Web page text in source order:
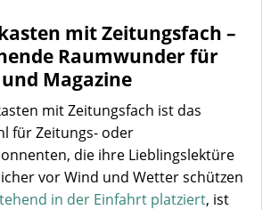
mit Zeitungsfach –
Raumwunder für
Magazine
mit Zeitungsfach ist das
für Zeitungs- oder
die ihre Lieblingslektüre
vor Wind und Wetter schützen
in der Einfahrt platziert, ist